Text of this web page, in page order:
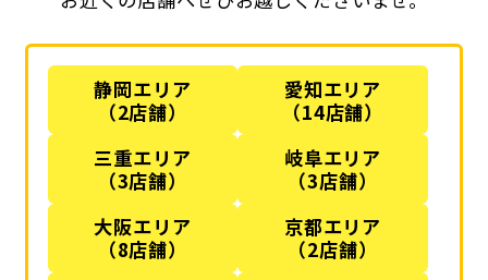
静岡エリア
（2店舗）
愛知エリア
（14店舗）
三重エリア
（3店舗）
岐阜エリア
（3店舗）
大阪エリア
（8店舗）
京都エリア
（2店舗）